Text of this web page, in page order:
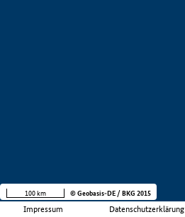
Impressum Datenschutzerklärung
100 km © Geobasis-DE / BKG 2015